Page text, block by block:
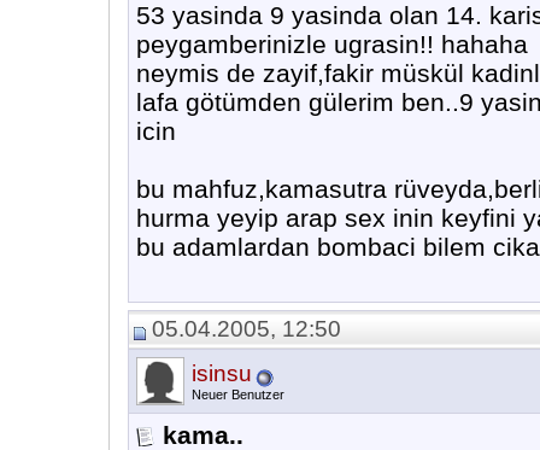
53 yasinda 9 yasinda olan 14.
peygamberinizle ugrasin!! hahaha
neymis de zayif,fakir müskül
lafa götümden gülerim ben..9
icin
bu mahfuz,kamasutra
hurma yeyip arap sex inin keyfini
bu adamlardan bombaci bilem
05.04.2005, 12:50
isinsu
Neuer Benutzer
kama..